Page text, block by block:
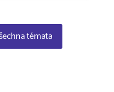
témata